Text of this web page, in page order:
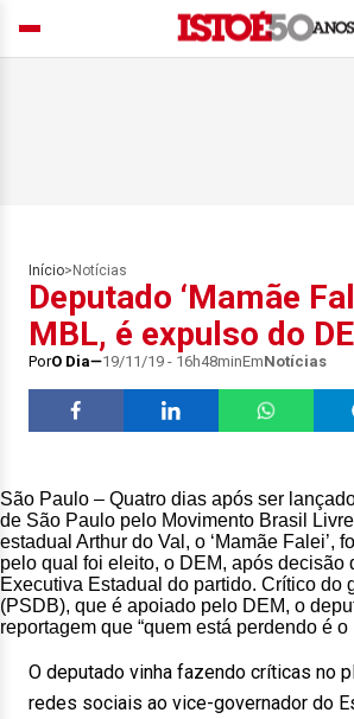
Início> Notícias
Deputado ‘Mamãe
MBL, é expulso do
PorO Dia 19/11/19 - 16h48minEmNotícias
São Paulo – Quatro dias após ser
de São Paulo pelo Movimento Brasil
estadual Arthur do Val, o ‘Mamãe Falei’,
pelo qual foi eleito, o DEM, após decisão
Executiva Estadual do partido. Crítico do
(PSDB), que é apoiado pelo DEM, o
reportagem que “quem está perdendo é o
O deputado vinha fazendo críticas no
redes sociais ao vice-governador do